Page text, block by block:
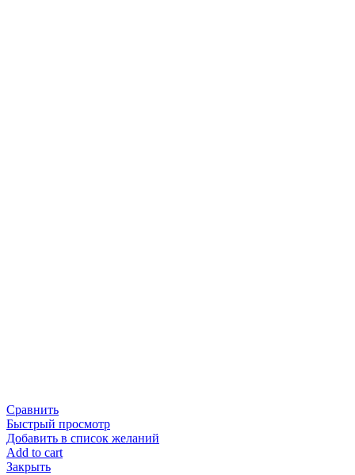
Сравнить
Быстрый просмотр
Добавить в список желаний
Add to cart
Закрыть